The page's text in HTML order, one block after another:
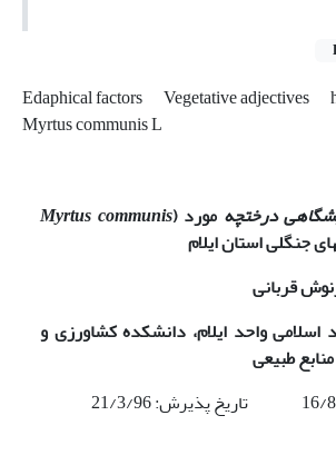
Edaphical factors Vegetative adjectives
Myrtus communis L
درختچه مورد (Myrtus communis
جنگلی استان ایلام
قربانی
اسلامی واحد ایلام، دانشکده کشاورزی و
طبیعی